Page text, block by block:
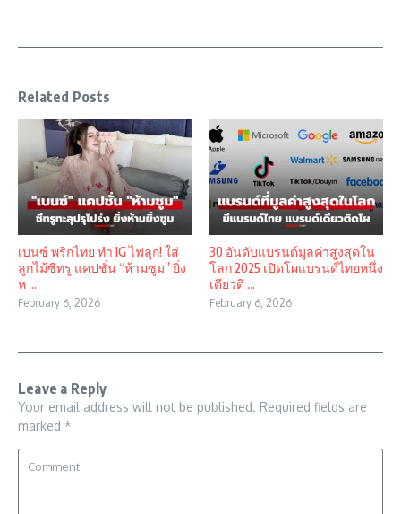
Related Posts
เบนซ์ พริกไทย ทำ IG ไฟลุก! ใส่
ลูกไม้ซีทรู แคปชั่น “ห้ามซูม” ยิ่ง
ห ...
February 6, 2026
30 อันดับแบรนด์มูลค่าสูงสุดใน
โลก 2025 เปิดโผแบรนด์ไทยหนึ่ง
เดียวติ ...
February 6, 2026
Leave a Reply
Your email address will not be published. Required fields are
marked *